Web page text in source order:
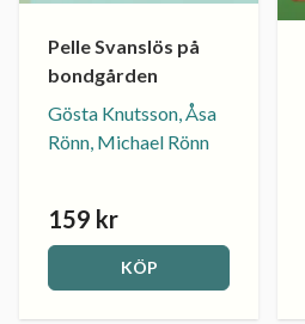
Pelle Svanslös på
bondgården
Gösta Knutsson, Åsa
Rönn, Michael Rönn
159 kr
KÖP